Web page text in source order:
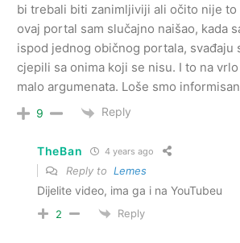
bi trebali biti zanimljiviji ali očito nije to
ovaj portal sam slučajno naišao, kada
ispod jednog običnog portala, svađaju
cjepili sa onima koji se nisu. I to na
malo argumenata. Loše smo
9 Reply
TheBan 4 years ago
Reply to Lemes
Dijelite video, ima ga i na YouTubeu
2 Reply